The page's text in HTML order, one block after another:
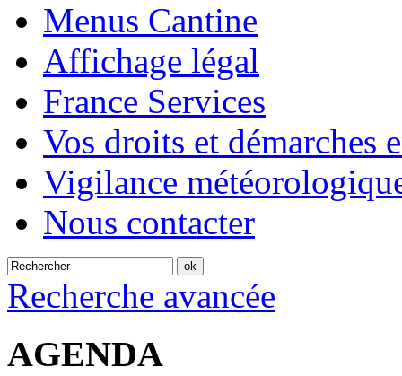
Menus Cantine
Affichage légal
France Services
Vos droits et démarches
Vigilance
Nous contacter
Recherche avancée
AGENDA